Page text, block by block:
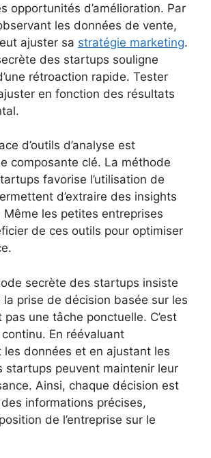
opportunités d’amélioration. Par
les données de vente,
ajuster sa stratégie marketing.
des startups souligne
rétroaction rapide. Tester
en fonction des résultats
d’outils d’analyse est
composante clé. La méthode
favorise l’utilisation de
d’extraire des insights
Même les petites entreprises
de ces outils pour optimiser
secrète des startups insiste
la prise de décision basée sur les
pas une tâche ponctuelle. C’est
En réévaluant
les données et en ajustant les
startups peuvent maintenir leur
Ainsi, chaque décision est
informations précises,
de l’entreprise sur le